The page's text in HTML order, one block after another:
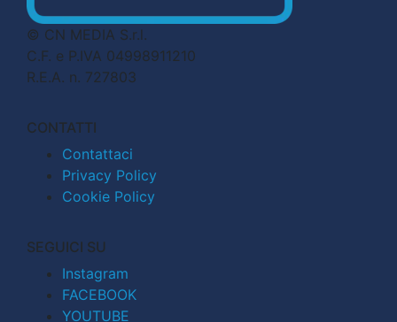
© CN MEDIA S.r.l.
C.F. e P.IVA 04998911210
R.E.A. n. 727803
CONTATTI
Contattaci
Privacy Policy
Cookie Policy
SEGUICI SU
Instagram
FACEBOOK
YOUTUBE